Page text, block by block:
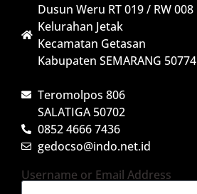
Dusun Weru RT 019 / RW 008
Kelurahan Jetak
Kecamatan Getasan
Kabupaten SEMARANG 50774
Teromolpos 806
SALATIGA 50702
0852 4666 7436
gedocso@indo.net.id
Username or Email Address